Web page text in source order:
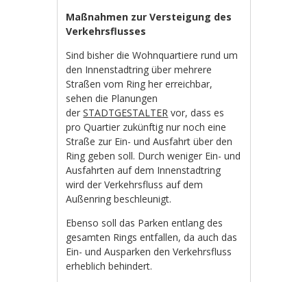
Maßnahmen zur Versteigung des
Verkehrsflusses
Sind bisher die Wohnquartiere rund um
den Innenstadtring über mehrere
Straßen vom Ring her erreichbar,
sehen die Planungen
derSTADTGESTALTER vor, dass es
pro Quartier zukünftig nur noch eine
Straße zur Ein- und Ausfahrt über den
Ring geben soll. Durch weniger Ein- und
Ausfahrten auf dem Innenstadtring
wird der Verkehrsfluss auf dem
Außenring beschleunigt.
Ebenso soll das Parken entlang des
gesamten Rings entfallen, da auch das
Ein- und Ausparken den Verkehrsfluss
erheblich behindert.